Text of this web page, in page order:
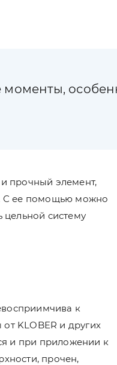
моменты,
прочный элемент,
С ее помощью можно
цельной систему
к
KLOBER и других
и при приложении к
прочен,